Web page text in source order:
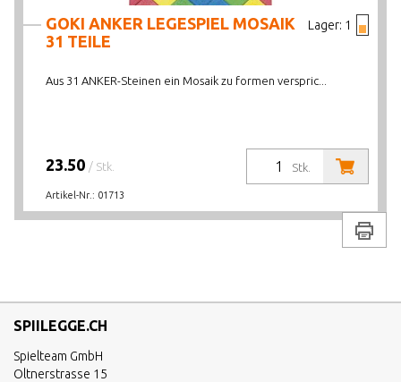
Lager: 1
GOKI ANKER LEGESPIEL MOSAIK
31 TEILE
Aus 31 ANKER-Steinen ein Mosaik zu formen verspric...
Stk.
23.50 / Stk.
Artikel-Nr.: 01713
SPIILEGGE.CH
Spielteam GmbH
Oltnerstrasse 15